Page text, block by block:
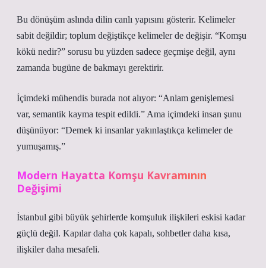
Bu dönüşüm aslında dilin canlı yapısını gösterir. Kelimeler
sabit değildir; toplum değiştikçe kelimeler de değişir. “Komşu
kökü nedir?” sorusu bu yüzden sadece geçmişe değil, aynı
zamanda bugüne de bakmayı gerektirir.
İçimdeki mühendis burada not alıyor: “Anlam genişlemesi
var, semantik kayma tespit edildi.” Ama içimdeki insan şunu
düşünüyor: “Demek ki insanlar yakınlaştıkça kelimeler de
yumuşamış.”
Modern Hayatta Komşu Kavramının
Değişimi
İstanbul gibi büyük şehirlerde komşuluk ilişkileri eskisi kadar
güçlü değil. Kapılar daha çok kapalı, sohbetler daha kısa,
ilişkiler daha mesafeli.